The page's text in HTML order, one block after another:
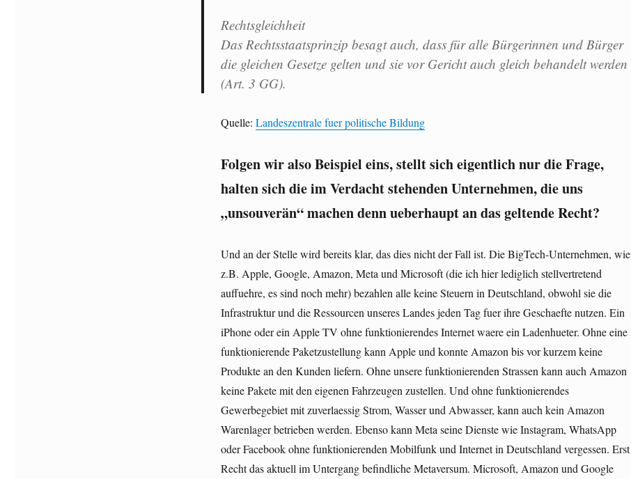
Rechtsgleichheit
Das Rechtsstaatsprinzip besagt auch, dass für alle Bürgerinnen und Bürger
die gleichen Gesetze gelten und sie vor Gericht auch gleich behandelt werden
(Art. 3 GG).
Quelle: Landeszentrale fuer politische Bildung
Folgen wir also Beispiel eins, stellt sich eigentlich nur die Frage,
halten sich die im Verdacht stehenden Unternehmen, die uns
„unsouverän“ machen denn ueberhaupt an das geltende Recht?
Und an der Stelle wird bereits klar, das dies nicht der Fall ist. Die BigTech-Unternehmen, wie
z.B. Apple, Google, Amazon, Meta und Microsoft (die ich hier lediglich stellvertretend
auffuehre, es sind noch mehr) bezahlen alle keine Steuern in Deutschland, obwohl sie die
Infrastruktur und die Ressourcen unseres Landes jeden Tag fuer ihre Geschaefte nutzen. Ein
iPhone oder ein Apple TV ohne funktionierendes Internet waere ein Ladenhueter. Ohne eine
funktionierende Paketzustellung kann Apple und konnte Amazon bis vor kurzem keine
Produkte an den Kunden liefern. Ohne unsere funktionierenden Strassen kann auch Amazon
keine Pakete mit den eigenen Fahrzeugen zustellen. Und ohne funktionierendes
Gewerbegebiet mit zuverlaessig Strom, Wasser und Abwasser, kann auch kein Amazon
Warenlager betrieben werden. Ebenso kann Meta seine Dienste wie Instagram, WhatsApp
oder Facebook ohne funktionierenden Mobilfunk und Internet in Deutschland vergessen. Erst
Recht das aktuell im Untergang befindliche Metaversum. Microsoft, Amazon und Google